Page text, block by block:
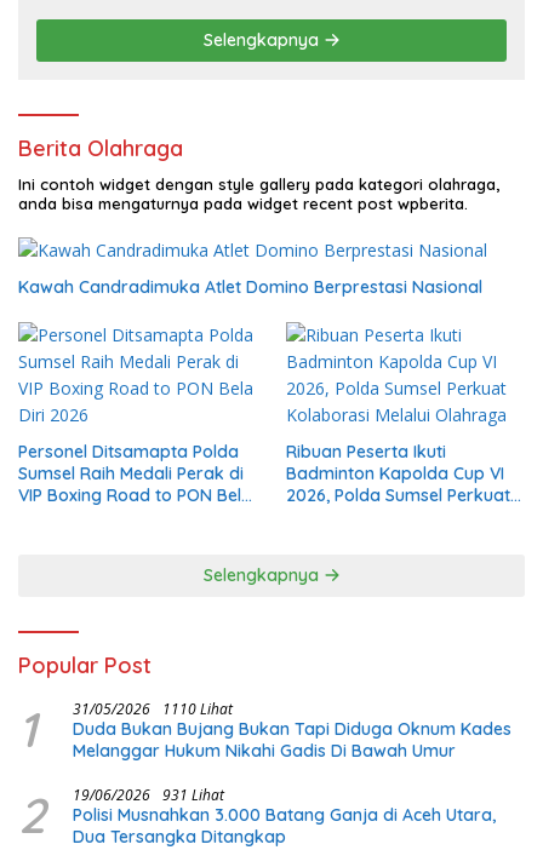
Selengkapnya
Berita Olahraga
Ini contoh widget dengan style gallery pada kategori olahraga,
anda bisa mengaturnya pada widget recent post wpberita.
Kawah Candradimuka Atlet Domino Berprestasi Nasional
Personel Ditsamapta Polda
Sumsel Raih Medali Perak di
VIP Boxing Road to PON Bela
Ribuan Peserta Ikuti
Badminton Kapolda Cup VI
2026, Polda Sumsel Perkuat
Selengkapnya
Popular Post
1 31/05/2026 1110 Lihat
Duda Bukan Bujang Bukan Tapi Diduga Oknum Kades
Melanggar Hukum Nikahi Gadis Di Bawah Umur
2 19/06/2026 931 Lihat
Polisi Musnahkan 3.000 Batang Ganja di Aceh Utara,
Dua Tersangka Ditangkap